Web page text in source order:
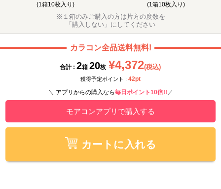
(1箱10枚入り) (1箱10枚入り)
※１箱のみご購入の方は片方の度数を
「購入しない」にしてください
カラコン全品送料無料!
合計 : 2箱 20枚 ¥4,372(税込)
獲得予定ポイント : 42pt
＼ アプリからの購入なら毎日ポイント10倍!! ／
モアコンアプリで購入する
カートに入れる